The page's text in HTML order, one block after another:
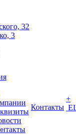
32
3
Контакты
+